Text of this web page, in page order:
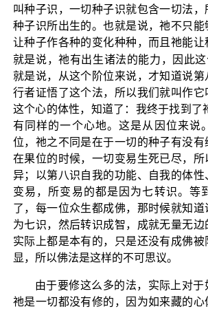
叫种子识，一切种子识就包含一切法
种子识所出生的。也就是说，祂不只
让种子作各种的变化种种，而且祂能
就是说，祂有出生诸法的能力，因此这
就是说，从这个阶位来说，才知道说第
行者证悟了这个法，所以我们就叫作它
这个心的体性，知道了：我终于找到了
有同样的一个心地。这是从因位来说
位，祂之不同是在于一切的种子有没
在果位的时候，一切变易生死已尽，所
异；以第八识自我的功能、自我的体性
变易，所变易的都是因为七转识。等
了，每一位众生都成佛，那时候就知
为七识，然后转识成智，成就无量无
实际上都是本有的，只是还没有成佛
显，所以佛法是这样的不可思议。
由于要修这么多的法，实际上对于
祂是一切都没有修的，因为如来藏的心